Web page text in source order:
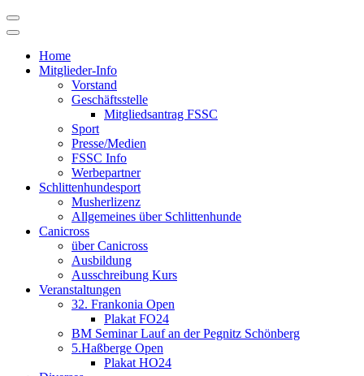
Skip
to
Home
Mitglieder-Info
Vorstand
Geschäftsstelle
Mitgliedsantrag FSSC
Sport
Presse/Medien
FSSC Info
Werbepartner
Schlittenhundesport
Musherlizenz
Allgemeines über Schlittenhunde
Canicross
über Canicross
Ausbildung
Ausschreibung Kurs
Veranstaltungen
32. Frankonia Open
Plakat FO24
BM Seminar Lauf an der Pegnitz Schönberg
5.Haßberge Open
Plakat HO24